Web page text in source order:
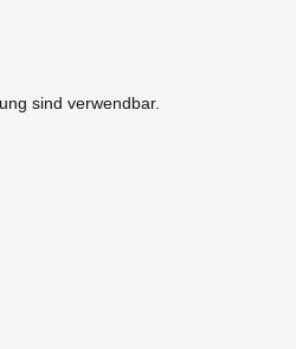
sind verwendbar.